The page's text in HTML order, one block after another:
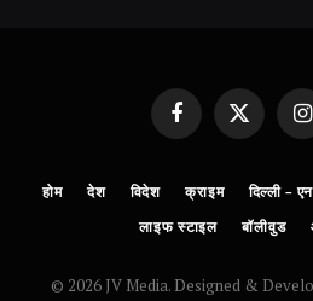
FacebookX
(Twitter)
होम देश विदेश क्राइम दिल्ली –
लाइफ स्टाइल बॉलीवुड
© 2026 JV Media. Designed &